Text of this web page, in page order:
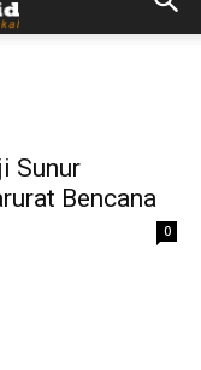
Sunur
Bencana
0